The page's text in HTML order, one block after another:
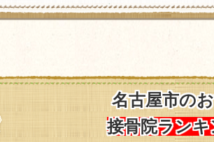
名古屋市の
接骨院ラン